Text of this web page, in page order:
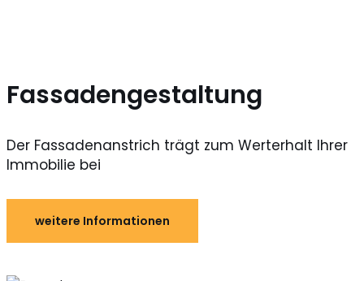
Fassadengestaltung
Der Fassadenanstrich trägt zum Werterhalt Ihrer
Immobilie bei
weitere Informationen